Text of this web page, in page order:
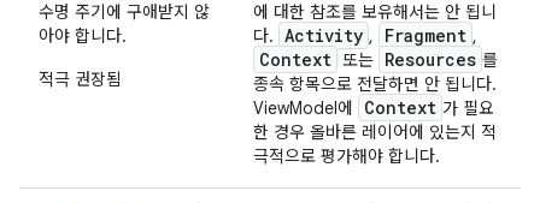
수명 주기에 구애받지 않
아야 합니다.
적극 권장됨
에 대한 참조를 보유해서는 안 됩니
다. Activity , Fragment ,
Context 또는 Resources 를
종속 항목으로 전달하면 안 됩니다.
ViewModel에
Context 가 필요
한 경우 올바른 레이어에 있는지 적
극적으로 평가해야 합니다.